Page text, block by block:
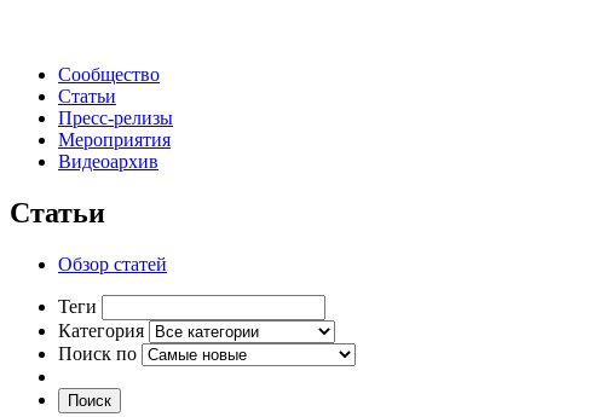
Сообщество
Статьи
Пресс-релизы
Мероприятия
Видеоархив
Статьи
Обзор статей
Теги
Категория
Поиск по
Поиск